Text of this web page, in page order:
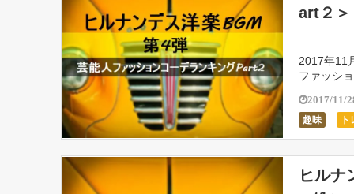
art２＞
2017年11
ファッシ
2017/11/
趣味
ヒルナ